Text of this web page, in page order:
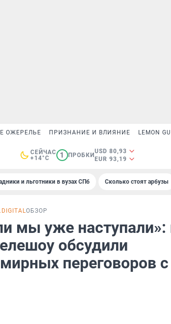
ОЖЕРЕЛЬЕ ПРИЗНАНИЕ И ВЛИЯНИЕ LEMON
СЕЙЧАС
+14°C
1 ПРОБКИ
USD 80,93
EUR 93,19
и льготники в вузах СПб Сколько стоят арбузы
ОБЗОР
мы уже наступали»:
обсудили
переговоров с